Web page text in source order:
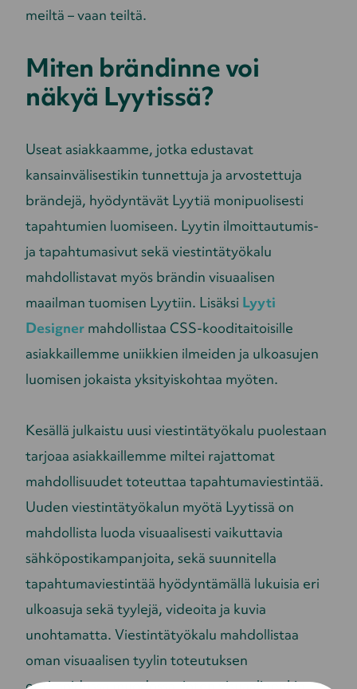
meiltä – vaan teiltä.
Miten brändinne voi
näkyä Lyytissä?
Useat asiakkaamme, jotka edustavat
kansainvälisestikin tunnettuja ja arvostettuja
brändejä, hyödyntävät Lyytiä monipuolisesti
tapahtumien luomiseen. Lyytin ilmoittautumis-
ja tapahtumasivut sekä viestintätyökalu
mahdollistavat myös brändin visuaalisen
maailman tuomisen Lyytiin. Lisäksi Lyyti
Designer mahdollistaa CSS-kooditaitoisille
asiakkaillemme uniikkien ilmeiden ja ulkoasujen
luomisen jokaista yksityiskohtaa myöten.
Kesällä julkaistu uusi viestintätyökalu puolestaan
tarjoaa asiakkaillemme miltei rajattomat
mahdollisuudet toteuttaa tapahtumaviestintää.
Uuden viestintätyökalun myötä Lyytissä on
mahdollista luoda visuaalisesti vaikuttavia
sähköpostikampanjoita, sekä suunnitella
tapahtumaviestintää hyödyntämällä lukuisia eri
ulkoasuja sekä tyylejä, videoita ja kuvia
unohtamatta. Viestintätyökalu mahdollistaa
oman visuaalisen tyylin toteutuksen